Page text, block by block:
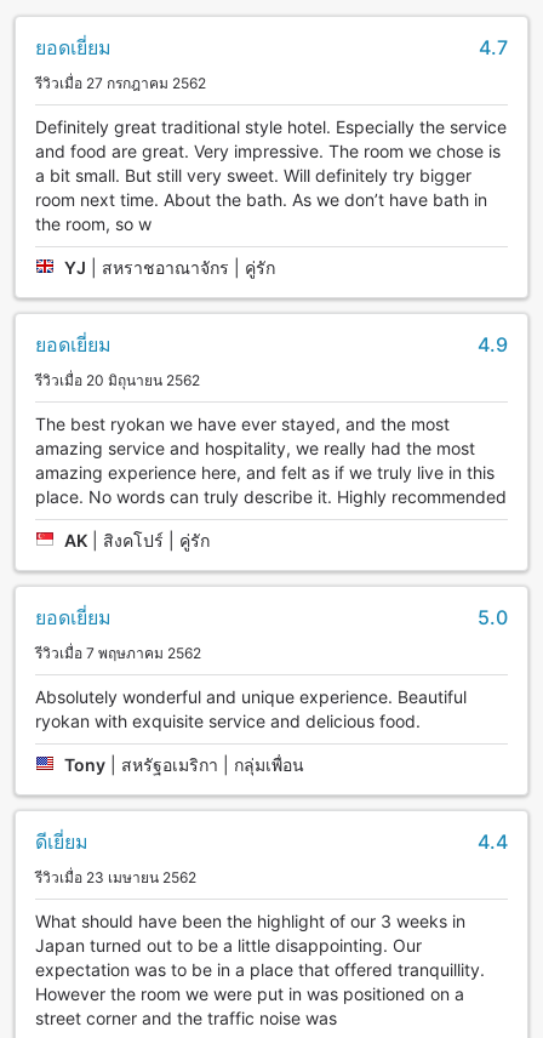
ยอดเยี่ยม 4.7
รีวิวเมื่อ 27 กรกฎาคม 2562
Definitely great traditional style hotel. Especially the service
and food are great. Very impressive. The room we chose is
a bit small. But still very sweet. Will definitely try bigger
room next time. About the bath. As we don’t have bath in
the room, so w
YJ สหราชอาณาจักร | คู่รัก
ยอดเยี่ยม 4.9
รีวิวเมื่อ 20 มิถุนายน 2562
The best ryokan we have ever stayed, and the most
amazing service and hospitality, we really had the most
amazing experience here, and felt as if we truly live in this
place. No words can truly describe it. Highly recommended
AK สิงคโปร์ | คู่รัก
ยอดเยี่ยม 5.0
รีวิวเมื่อ 7 พฤษภาคม 2562
Absolutely wonderful and unique experience. Beautiful
ryokan with exquisite service and delicious food.
Tony สหรัฐอเมริกา | กลุ่มเพื่อน
ดีเยี่ยม 4.4
รีวิวเมื่อ 23 เมษายน 2562
What should have been the highlight of our 3 weeks in
Japan turned out to be a little disappointing. Our
expectation was to be in a place that offered tranquillity.
However the room we were put in was positioned on a
street corner and the traffic noise was